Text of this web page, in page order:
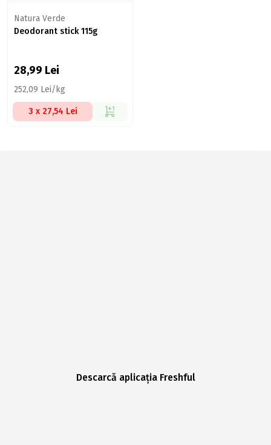
Natura Verde
Deodorant stick 115g
28,99 Lei
252,09 Lei/kg
3 x 27,54 Lei
Descarcă aplicația Freshful